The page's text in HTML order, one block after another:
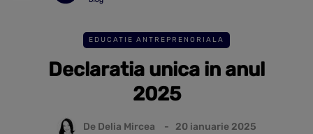
EDUCATIE ANTREPRENORIALA
Declaratia unica in anul
2025
De Delia Mircea 20 ianuarie 2025